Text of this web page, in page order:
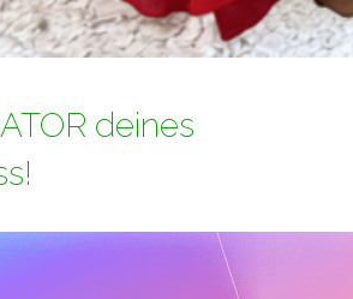
deines